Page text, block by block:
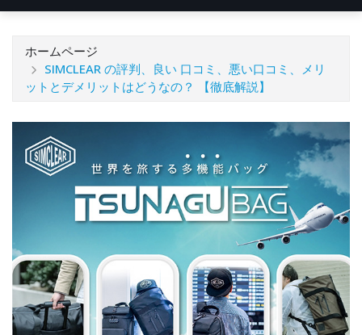
ホームページ
SIMCLEAR の評判、良い 口コミ、悪い口コミ、メリ
ットとデメリットはどうなの？ 【徹底解説】